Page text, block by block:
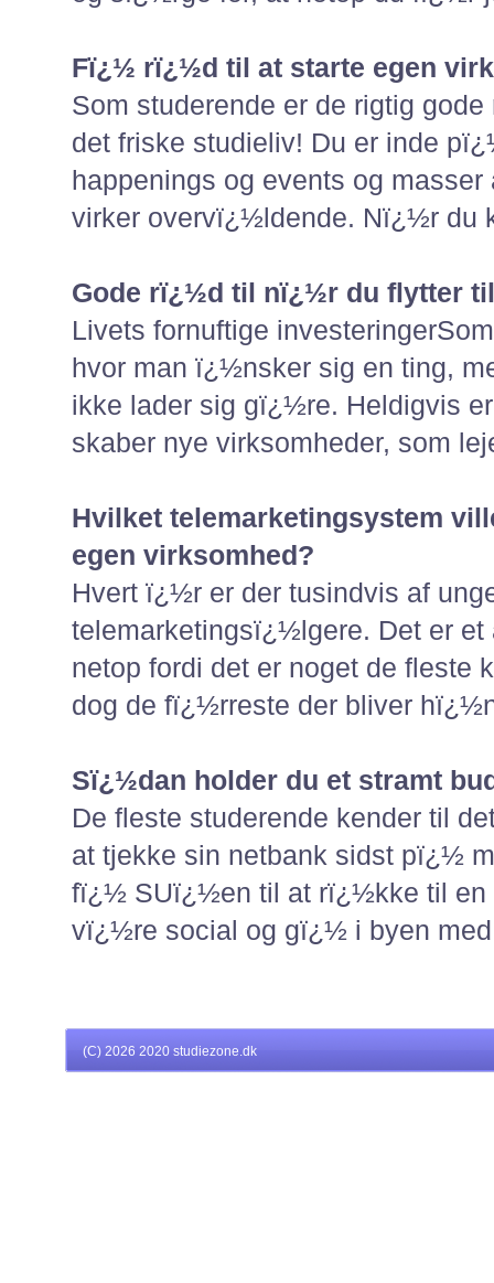
Fï¿½ rï¿½d til at starte egen
Som studerende er de rigtig
det friske studieliv! Du er inde
happenings og events og
virker overvï¿½ldende. Nï¿½r du
Gode rï¿½d til nï¿½r du flytter
Livets fornuftige
hvor man ï¿½nsker sig en ting,
ikke lader sig gï¿½re. Heldigvis
skaber nye virksomheder, som
Hvilket telemarketingsystem
egen virksomhed?
Hvert ï¿½r er der tusindvis af
telemarketingsï¿½lgere. Det er
netop fordi det er noget de fleste
dog de fï¿½rreste der bliver
Sï¿½dan holder du et stramt
De fleste studerende kender til
at tjekke sin netbank sidst pï¿½
fï¿½ SUï¿½en til at rï¿½kke til en
vï¿½re social og gï¿½ i byen
(C) 2026 2020 studiezone.dk